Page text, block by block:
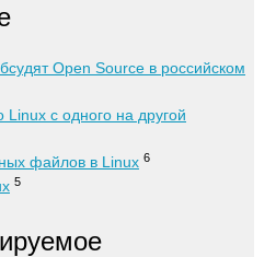
Open Source в российском
Linux с одного на другой
файлов в Linux 6
5